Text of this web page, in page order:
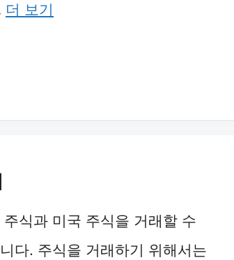
더 보기
식과 미국 주식을 거래할 수
다. 주식을 거래하기 위해서는